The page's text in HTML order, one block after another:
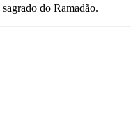
do Ramadão.